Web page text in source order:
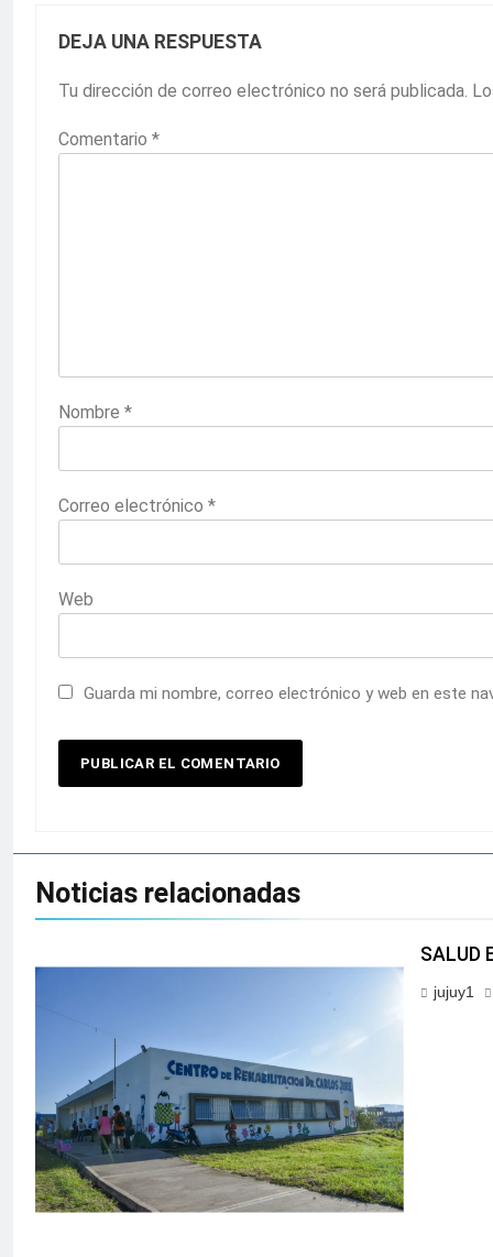
DEJA UNA RESPUESTA
Tu dirección de correo electrónico no será publicada.
Comentario *
Nombre *
Correo electrónico *
Web
Guarda mi nombre, correo electrónico y web en este
Noticias relacionadas
SALUD
jujuy1